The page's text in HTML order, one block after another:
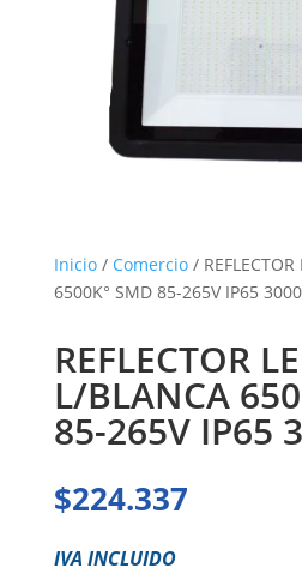
Inicio/ Comercio/ REFLECTOR
6500K° SMD 85-265V IP65
REFLECTOR
L/BLANCA
85-265V IP65
$224.337
IVA INCLUIDO